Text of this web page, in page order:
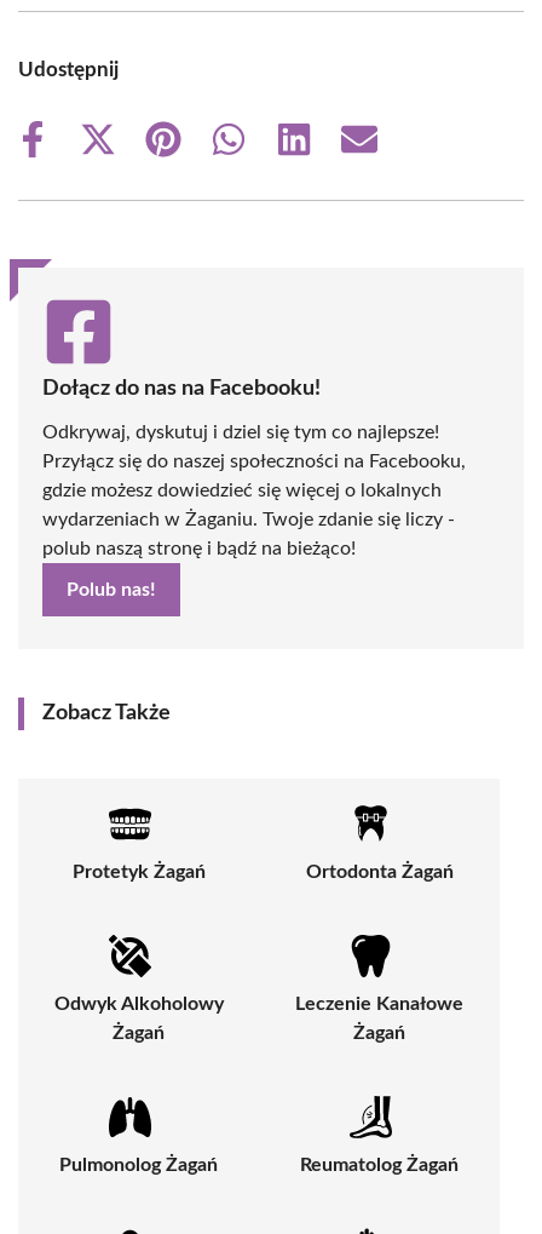
Udostępnij
Share
Share
(Twitter)
Share
Share
Share
Share
Dołącz do nas na Facebooku!
Odkrywaj, dyskutuj i dziel się tym co najlepsze!
Przyłącz się do naszej społeczności na Facebooku,
gdzie możesz dowiedzieć się więcej o lokalnych
wydarzeniach w Żaganiu. Twoje zdanie się liczy -
polub naszą stronę i bądź na bieżąco!
Polub nas!
Zobacz Także
Protetyk Żagań Ortodonta Żagań
Odwyk Alkoholowy
Żagań
Leczenie Kanałowe
Żagań
Pulmonolog Żagań Reumatolog Żagań